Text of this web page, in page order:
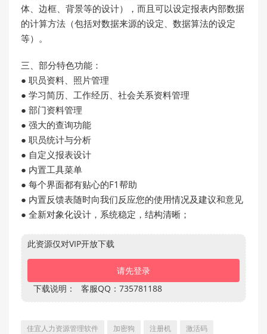
体、边框、背景等的设计），而且可以设定报表内部数据
的计算方法（包括对数据来源的设定、数据算法的设定
等）。
三、部分特色功能：
● 职员资料、照片管理
● 学习简历、工作经历、社会关系资料管理
● 部门资料管理
● 强大的查询功能
● 职员统计与分析
● 自定义报表设计
● 内置工具菜单
● 每个界面都有贴心的F1帮助
● 内置反馈表随时向我们反应您的使用情况及建议和意见
● 全新对象化设计，系统稳定，结构清晰；
此资源仅对VIP开放下载
请先登录
下载说明：
客服QQ：735781188
佳宜人力资源管理软件 加密狗 注册机
激活码